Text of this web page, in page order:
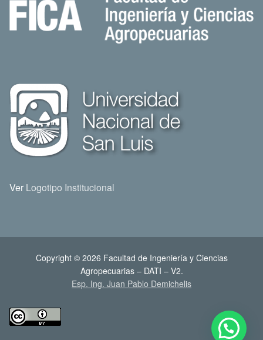
Ver Logotipo Institucional
Copyright © 2026 Facultad de Ingeniería y Ciencias
Agropecuarias – DATI – V2.
Esp. Ing. Juan Pablo Demichelis